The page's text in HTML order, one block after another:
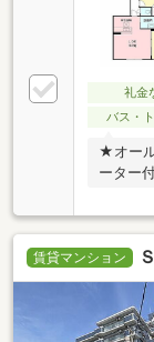
礼金
バス・
★オー
ーター
賃貸マンション